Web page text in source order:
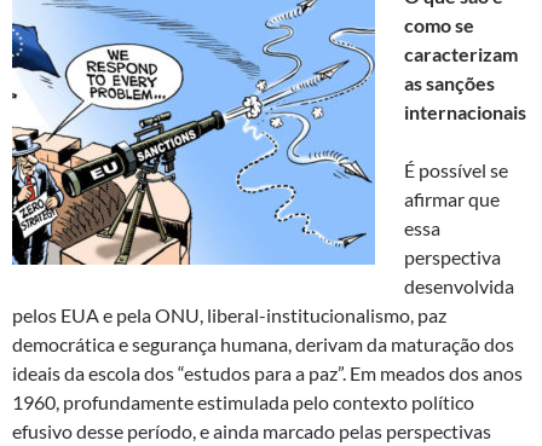
como se
caracterizam
as sanções
internacionais
É possível se
afirmar que
essa
perspectiva
desenvolvida
pelos EUA e pela ONU, liberal-institucionalismo, paz
democrática e segurança humana, derivam da maturação dos
ideais da escola dos “estudos para a paz”. Em meados dos anos
1960, profundamente estimulada pelo contexto político
efusivo desse período, e ainda marcado pelas perspectivas